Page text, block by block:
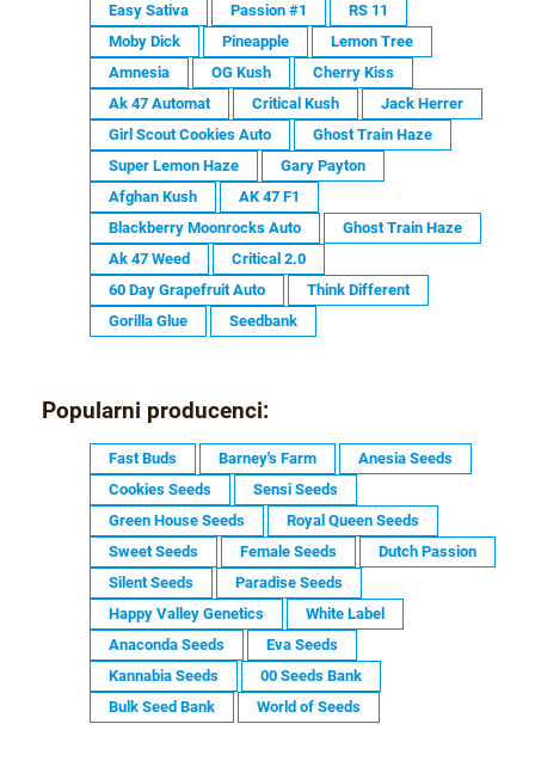
Easy Sativa
Passion #1
RS 11
Moby Dick
Pineapple
Lemon Tree
Amnesia
OG Kush
Cherry Kiss
Ak 47 Automat
Critical Kush
Jack Herrer
Girl Scout Cookies Auto
Ghost Train Haze
Super Lemon Haze
Gary Payton
Afghan Kush
AK 47 F1
Blackberry Moonrocks Auto
Ghost Train Haze
Ak 47 Weed
Critical 2.0
60 Day Grapefruit Auto
Think Different
Gorilla Glue
Seedbank
Popularni producenci:
Fast Buds Barney's Farm
Anesia Seeds
Cookies Seeds
Sensi Seeds
Green House Seeds
Royal Queen Seeds
Sweet Seeds
Female Seeds
Dutch Passion
Silent Seeds
Paradise Seeds
Happy Valley Genetics
White Label
Anaconda Seeds
Eva Seeds
Kannabia Seeds
00 Seeds Bank
Bulk Seed Bank
World of Seeds